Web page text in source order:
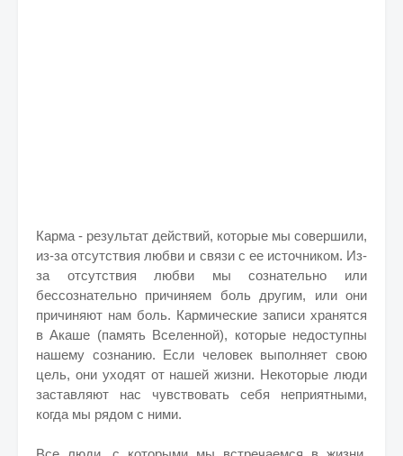
Карма - результат действий, которые мы совершили,
из-за отсутствия любви и связи с ее источником. Из-
за отсутствия любви мы сознательно или
бессознательно причиняем боль другим, или они
причиняют нам боль. Кармические записи хранятся
в Акаше (память Вселенной), которые недоступны
нашему сознанию. Если человек выполняет свою
цель, они уходят от нашей жизни. Некоторые люди
заставляют нас чувствовать себя неприятными,
когда мы рядом с ними.